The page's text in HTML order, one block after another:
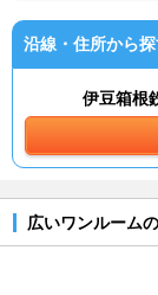
沿線・住所から
伊豆箱根
広いワンルーム